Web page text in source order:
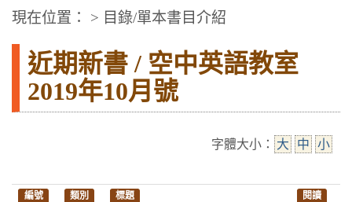
:::中央區塊
現在位置： > 目錄/單本書目介紹
近期新書 / 空中英語教室
2019年10月號
字體大小： 大 中 小
編號 類別 標題 閱讀